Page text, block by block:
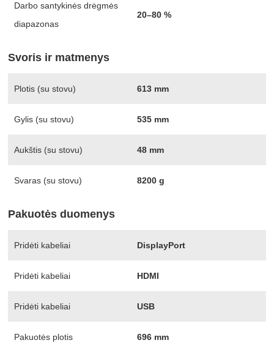
Darbo santykinės drėgmės
diapazonas
20–80 %
Svoris ir matmenys
Plotis (su stovu) 613 mm
Gylis (su stovu) 535 mm
Aukštis (su stovu) 48 mm
Svaras (su stovu) 8200 g
Pakuotės duomenys
Pridėti kabeliai DisplayPort
Pridėti kabeliai HDMI
Pridėti kabeliai USB
Pakuotės plotis 696 mm